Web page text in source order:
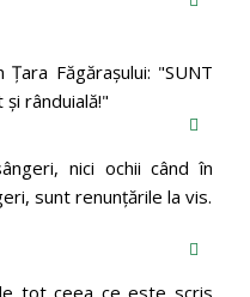
Făgăraşului: "SUNT
rânduială!"
nici ochii când în
sunt renunțările la vis.
tot ceea ce este scris